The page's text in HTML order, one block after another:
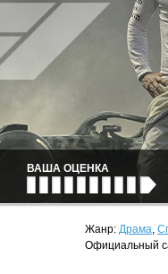
ВАША ОЦЕНКА
Жанр: Драма,
Официальный